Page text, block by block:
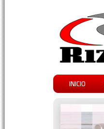
INICIO